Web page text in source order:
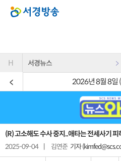
H 서경뉴스
2026년 8월 8일
(R) 고소해도 수사 중지..애타는 전세사기 피
2025-09-04 김연준 기자